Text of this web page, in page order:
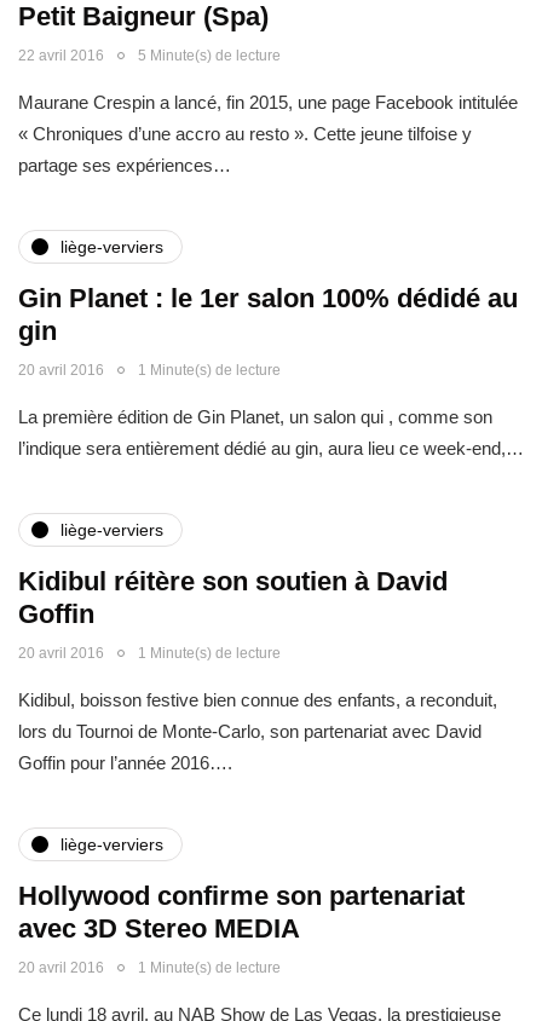
Petit Baigneur (Spa)
22 avril 2016 5 Minute(s) de lecture
Maurane Crespin a lancé, fin 2015, une page Facebook intitulée
« Chroniques d’une accro au resto ». Cette jeune tilfoise y
partage ses expériences…
liège-verviers
Gin Planet : le 1er salon 100% dédidé au
gin
20 avril 2016 1 Minute(s) de lecture
La première édition de Gin Planet, un salon qui , comme son
l’indique sera entièrement dédié au gin, aura lieu ce week-end,…
liège-verviers
Kidibul réitère son soutien à David
Goffin
20 avril 2016 1 Minute(s) de lecture
Kidibul, boisson festive bien connue des enfants, a reconduit,
lors du Tournoi de Monte-Carlo, son partenariat avec David
Goffin pour l’année 2016….
liège-verviers
Hollywood confirme son partenariat
avec 3D Stereo MEDIA
20 avril 2016 1 Minute(s) de lecture
Ce lundi 18 avril, au NAB Show de Las Vegas, la prestigieuse